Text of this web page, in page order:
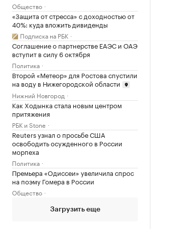
Общество
«Защита от стресса» с доходностью от
40%: куда вложить дивиденды
Подписка на РБК
Соглашение о партнерстве ЕАЭС и ОАЭ
вступит в силу 6 октября
Политика
Второй «Метеор» для Ростова спустили
на воду в Нижегородской области
Нижний Новгород
Как Ходынка стала новым центром
притяжения
РБК и Stone
Reuters узнал о просьбе США
освободить осужденного в России
морпеха
Политика
Премьера «Одиссеи» увеличила спрос
на поэму Гомера в России
Общество
Загрузить еще